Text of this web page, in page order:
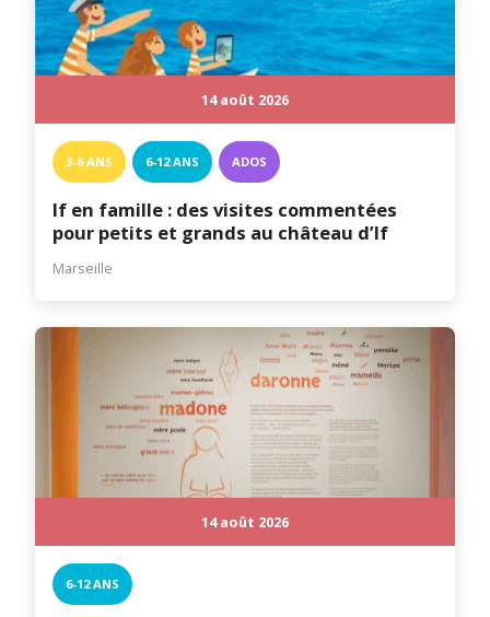
14 août 2026
3-6 ANS 6-12 ANS ADOS
If en famille : des visites commentées
pour petits et grands au château d’If
Marseille
14 août 2026
6-12 ANS